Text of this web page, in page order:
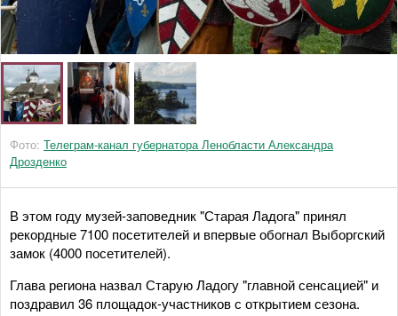
Фото: Телеграм-канал губернатора Ленобласти Александра
Дрозденко
В этом году музей-заповедник "Старая Ладога" принял
рекордные 7100 посетителей и впервые обогнал Выборгский
замок (4000 посетителей).
Глава региона назвал Старую Ладогу "главной сенсацией" и
поздравил 36 площадок-участников с открытием сезона.